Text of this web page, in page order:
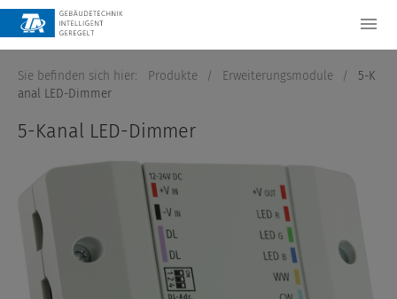
Sie befinden sich hier: Produkte / Erweiterungsmodule /
5-K
anal LED-Dimmer
5-Kanal LED-Dimmer